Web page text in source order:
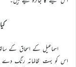
اسماعیل کے اسحاق کے ساتھ
اس کو بہت ظالمانہ رنگ دے